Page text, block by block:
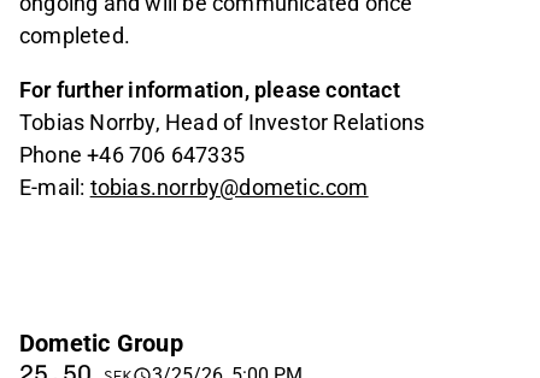
completed.
For further information, please contact
Tobias Norrby, Head of Investor Relations
Phone +46 706 647335
E-mail: tobias.norrby@dometic.com
Dometic Group